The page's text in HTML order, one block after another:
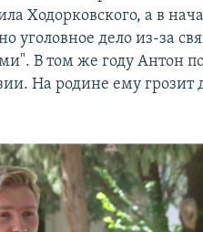
Ходорковского, а в
уголовное дело из-за
В том же году Антон
На родине ему грозит